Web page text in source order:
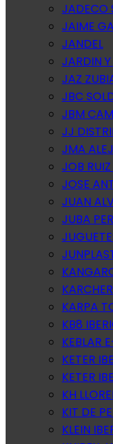
JADECO
JAIME
JANDEL
JARDIN
JAZ
JBC
JBM
JJ
JMA
JOB
JOSE
JUAN
JUBA
KARCHER
KARPA
KB8
KEBLAR
KETER
KETER
KH
KIT DE
KLEIN